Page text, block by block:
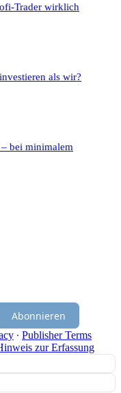
Trader wirklich
als wir?
bei minimalem
Abonnieren
∙ Publisher Terms
zur Erfassung